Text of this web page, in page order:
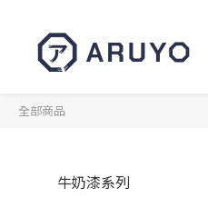
全部商品
牛奶漆系列